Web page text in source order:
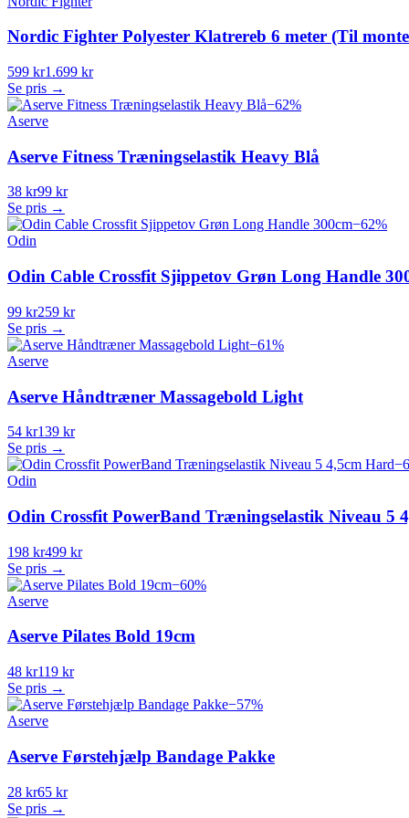
Nordic Fighter Polyester Klatrereb 6 meter (Til
599 kr1.699 kr
Se pris →
−62%
Aserve
Aserve Fitness Træningselastik Heavy Blå
38 kr99 kr
Se pris →
−62%
Odin
Odin Cable Crossfit Sjippetov Grøn Long Handle
99 kr259 kr
Se pris →
−61%
Aserve
Aserve Håndtræner Massagebold Light
54 kr139 kr
Se pris →
−
Odin
Odin Crossfit PowerBand Træningselastik Niveau 5
198 kr499 kr
Se pris →
−60%
Aserve
Aserve Pilates Bold 19cm
48 kr119 kr
Se pris →
−57%
Aserve
Aserve Førstehjælp Bandage Pakke
28 kr65 kr
Se pris →